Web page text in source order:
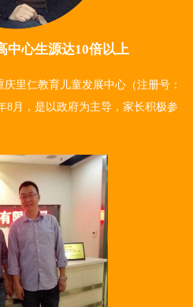
中心生源达10倍以上
里仁教育儿童发展中心（注册号：
8月，是以政府为主导，家长积极参